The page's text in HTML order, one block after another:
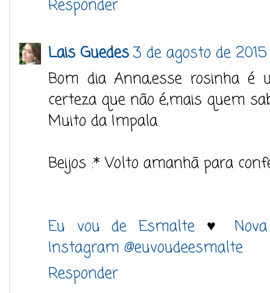
Responder
Lais Guedes3 de agosto de
Bom dia Anna,esse rosinha é
certeza que não é,mais quem
Muito da Impala.
Beijos :* Volto amanhã para
Eu vou de Esmalte ♥
Instagram @euvoudeesmalte
Responder